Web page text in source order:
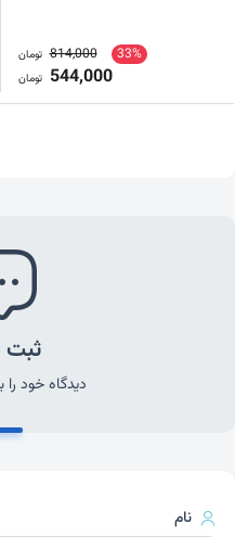
33%
814,000 تومان
544,000 تومان
ثبت
دیدگاه خود را
نام